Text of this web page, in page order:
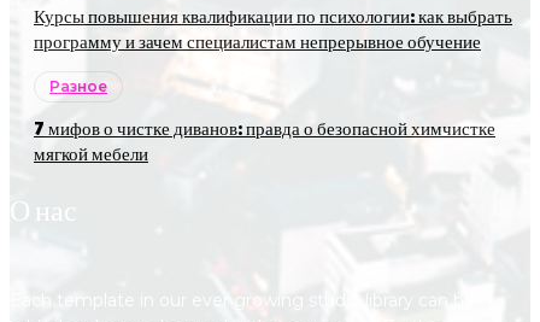
Курсы повышения квалификации по психологии: как выбрать
программу и зачем специалистам непрерывное обучение
Разное
7 мифов о чистке диванов: правда о безопасной химчистке
мягкой мебели
О нас
Each template in our ever growing studio library can be